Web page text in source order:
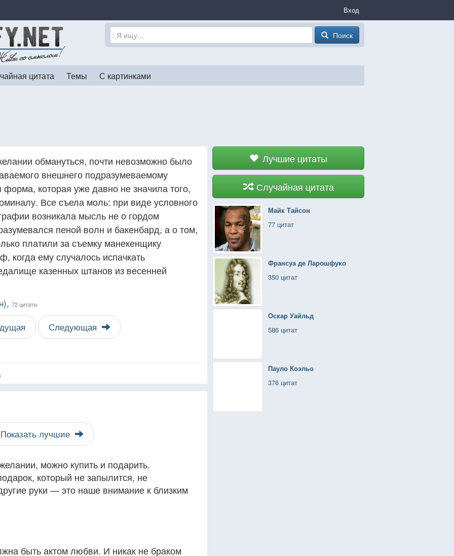
Вход
Поиск
цитата Темы С картинками
Лучшие цитаты
Случайная цитата
Майк Тайсон
77 цитат
Франсуа де Ларошфуко
350 цитат
Оскар Уайльд
586 цитат
Пауло Коэльо
376 цитат
обмануться, почти невозможно было
внешнего подразумеваемому
которая уже давно не значила того,
Все съела моль: при виде условного
возникала мысль не о гордом
пеной волн и бакенбард, а о том,
платили за съемку манекенщику
когда ему случалось испачкать
казенных штанов из весенней
72 цитаты
Следующая
Показать лучшие
можно купить и подарить.
который не запылится, не
руки — это наше внимание к близким
быть актом любви. И никак не браком